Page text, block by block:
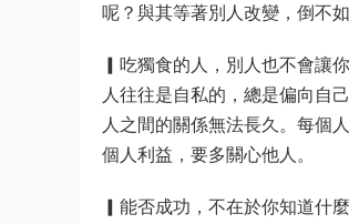
呢？與其等著別人改變，倒不
▎吃獨食的人，別人也不會讓
人往往是自私的，總是偏向自
人之間的關係無法長久。每個
個人利益，要多關心他人。
▎能否成功，不在於你知道什